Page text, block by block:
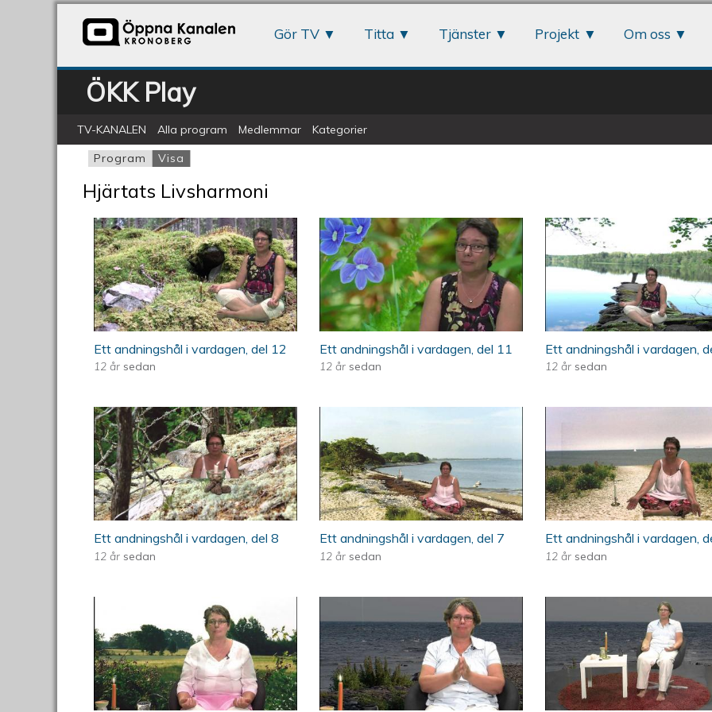
Gör TV Titta Tjänster Projekt Om oss
ÖKK Play
TV-KANALEN Alla program Medlemmar Kategorier
Primära flikar
Program Visa
Hjärtats Livsharmoni
ÖKV Play - Ett andningshål i vardagen, del 12
Ett andningshål i vardagen, del 12
12 år sedan
ÖKV Play - Ett andningshål i vardagen, del
Ett andningshål i vardagen, del 11
12 år sedan
ÖKV Play - Ett
Ett andningshål i vardagen,
12 år sedan
ÖKV Play - Ett andningshål i vardagen, del 8
Ett andningshål i vardagen, del 8
12 år sedan
ÖKV Play - Ett andningshål i vardagen, del 7
Ett andningshål i vardagen, del 7
12 år sedan
ÖKV Play - Ett
Ett andningshål i vardagen,
12 år sedan
ÖKV Play - Ett andningshål i vardagen, del 4ÖKV Play - Ett andningshål i vardagen, del 3
ÖKV Play - Ett